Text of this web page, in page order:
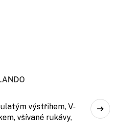
výstřihem, V-
všívané rukávy,